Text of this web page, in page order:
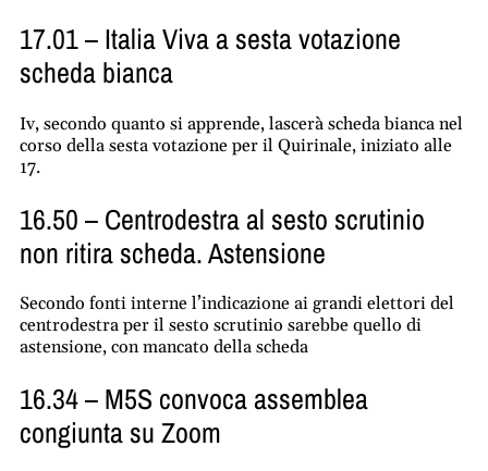
17.01 – Italia Viva a sesta votazione
scheda bianca
Iv, secondo quanto si apprende, lascerà scheda bianca nel
corso della sesta votazione per il Quirinale, iniziato alle
17.
16.50 – Centrodestra al sesto scrutinio
non ritira scheda. Astensione
Secondo fonti interne l’indicazione ai grandi elettori del
centrodestra per il sesto scrutinio sarebbe quello di
astensione, con mancato della scheda
16.34 – M5S convoca assemblea
congiunta su Zoom